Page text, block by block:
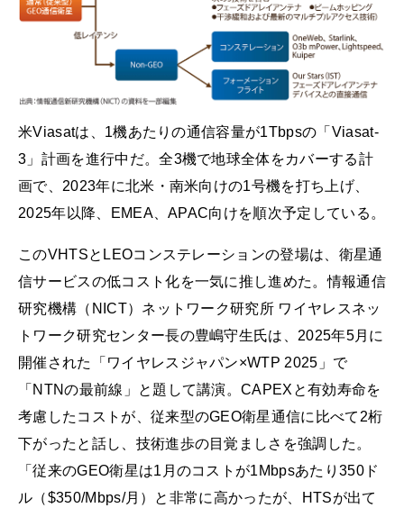
米Viasatは、1機あたりの通信容量が1Tbpsの「Viasat-
3」計画を進行中だ。全3機で地球全体をカバーする計
画で、2023年に北米・南米向けの1号機を打ち上げ、
2025年以降、EMEA、APAC向けを順次予定している。
このVHTSとLEOコンステレーションの登場は、衛星通
信サービスの低コスト化を一気に推し進めた。情報通信
研究機構（NICT）ネットワーク研究所 ワイヤレスネッ
トワーク研究センター長の豊嶋守生氏は、2025年5月に
開催された「ワイヤレスジャパン×WTP 2025」で
「NTNの最前線」と題して講演。CAPEXと有効寿命を
考慮したコストが、従来型のGEO衛星通信に比べて2桁
下がったと話し、技術進歩の目覚ましさを強調した。
「従来のGEO衛星は1月のコストが1Mbpsあたり350ド
ル（$350/Mbps/月）と非常に高かったが、HTSが出て